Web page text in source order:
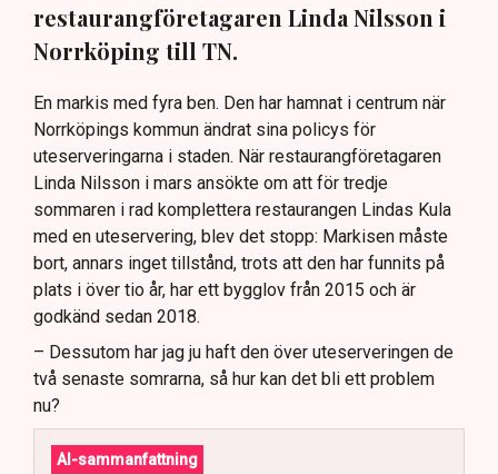
restaurangföretagaren Linda Nilsson i
Norrköping till TN.
En markis med fyra ben. Den har hamnat i centrum när
Norrköpings kommun ändrat sina policys för
uteserveringarna i staden. När restaurangföretagaren
Linda Nilsson i mars ansökte om att för tredje
sommaren i rad komplettera restaurangen Lindas Kula
med en uteservering, blev det stopp: Markisen måste
bort, annars inget tillstånd, trots att den har funnits på
plats i över tio år, har ett bygglov från 2015 och är
godkänd sedan 2018.
– Dessutom har jag ju haft den över uteserveringen de
två senaste somrarna, så hur kan det bli ett problem
nu?
AI-sammanfattning